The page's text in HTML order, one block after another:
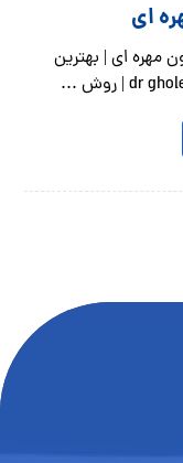
ای
مهره ای | بهترین